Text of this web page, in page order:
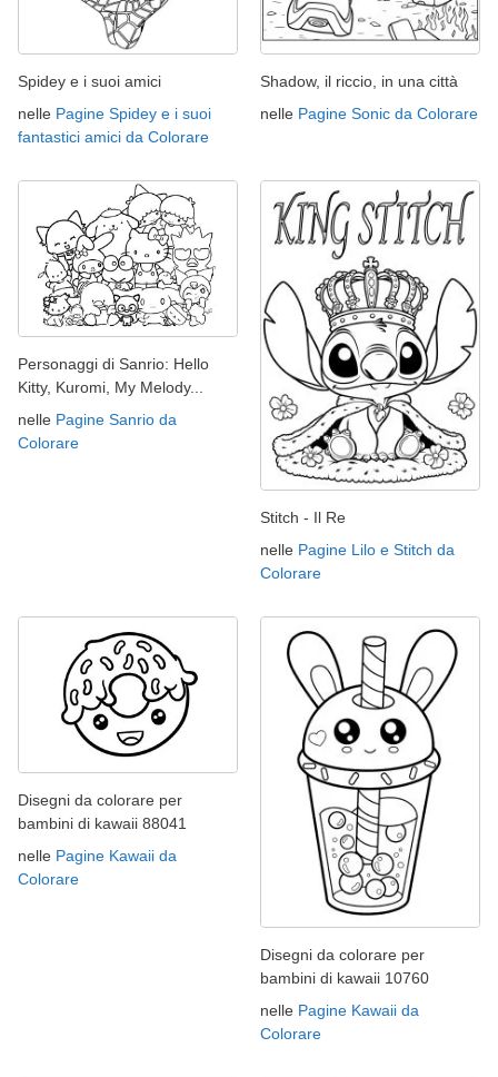
Spidey e i suoi amici
nelle Pagine Spidey e i suoi
fantastici amici da Colorare
Shadow, il riccio, in una città
nelle Pagine Sonic da Colorare
Personaggi di Sanrio: Hello
Kitty, Kuromi, My Melody...
nelle Pagine Sanrio da
Colorare
Stitch - Il Re
nelle Pagine Lilo e Stitch da
Colorare
Disegni da colorare per
bambini di kawaii 88041
nelle Pagine Kawaii da
Colorare
Disegni da colorare per
bambini di kawaii 10760
nelle Pagine Kawaii da
Colorare